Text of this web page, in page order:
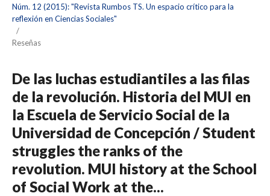
Núm. 12 (2015): "Revista Rumbos TS. Un espacio crítico para la
reflexión en Ciencias Sociales"
/
Reseñas
De las luchas estudiantiles a las filas
de la revolución. Historia del MUI en
la Escuela de Servicio Social de la
Universidad de Concepción / Student
struggles the ranks of the
revolution. MUI history at the School
of Social Work at the...